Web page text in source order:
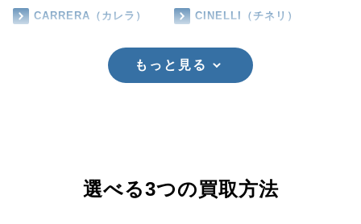
CARRERA（カレラ） CINELLI（チネリ）
もっと見る
選べる3つの買取方法